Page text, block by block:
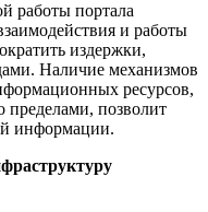
работы портала
и работы
издержки,
Наличие механизмов
ресурсов,
пределами, позволит
информации.